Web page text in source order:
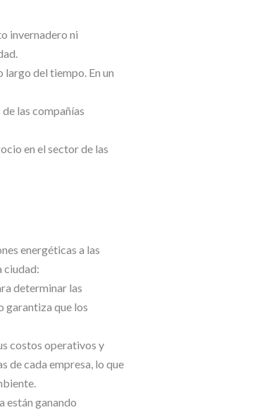
invernadero ni
del tiempo. En un
las compañías
en el sector de las
energéticas a las
ciudad:
determinar las
garantiza que los
costos operativos y
de cada empresa, lo que
están ganando